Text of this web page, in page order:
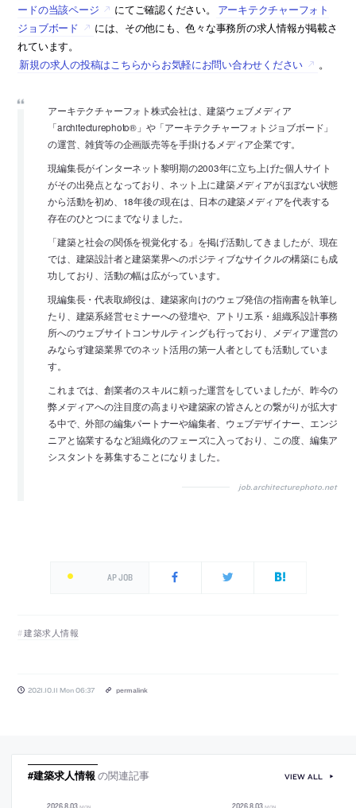
ードの当該ページ
にてご確認ください。
アーキテクチャーフォト
ジョブボード
には、その他にも、色々な事務所の求人情報が掲載さ
れています。
新規の求人の投稿はこちらからお気軽にお問い合わせください
。
アーキテクチャーフォト株式会社は、建築ウェブメディア
「architecturephoto®」や「アーキテクチャーフォトジョブボード」
の運営、雑貨等の企画販売等を手掛けるメディア企業です。
現編集長がインターネット黎明期の2003年に立ち上げた個人サイト
がその出発点となっており、ネット上に建築メディアがほぼない状態
から活動を初め、18年後の現在は、日本の建築メディアを代表する
存在のひとつにまでなりました。
「建築と社会の関係を視覚化する」を掲げ活動してきましたが、現在
では、建築設計者と建築業界へのポジティブなサイクルの構築にも成
功しており、活動の幅は広がっています。
現編集長・代表取締役は、建築家向けのウェブ発信の指南書を執筆し
たり、建築系経営セミナーへの登壇や、アトリエ系・組織系設計事務
所へのウェブサイトコンサルティングも行っており、メディア運営の
みならず建築業界でのネット活用の第一人者としても活動していま
す。
これまでは、創業者のスキルに頼った運営をしていましたが、昨今の
弊メディアへの注目度の高まりや建築家の皆さんとの繋がりが拡大す
る中で、外部の編集パートナーや編集者、ウェブデザイナー、エンジ
ニアと協業するなど組織化のフェーズに入っており、この度、編集ア
シスタントを募集することになりました。
job.architecturephoto.net
AP JOB
建築求人情報
2021.10.11 Mon 06:37 permalink
#建築求人情報 の関連記事
2026.8.03 2026.8.03
VIEW ALL